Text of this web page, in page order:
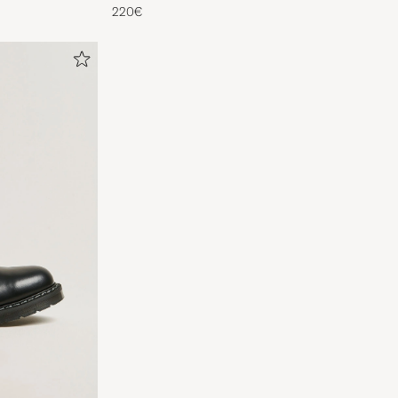
Red/Blue
220€